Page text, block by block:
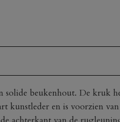
solide beukenhout. De kruk
kunstleder en is voorzien van